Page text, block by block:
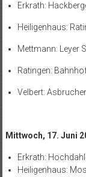
Erkrath:
Heiligenhaus:
Mettmann: Leyer
Ratingen:
Velbert:
Mittwoch, 17. Juni
Erkrath:
Heiligenhaus: